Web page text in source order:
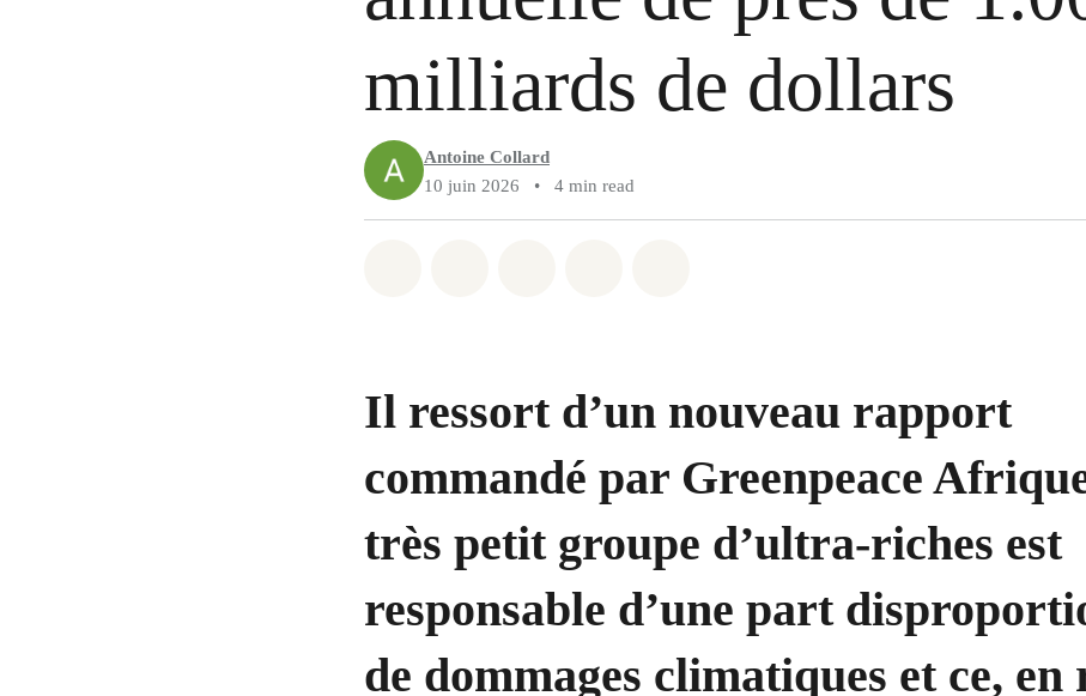
milliards de dollars
Antoine Collard
10 juin 2026
• 4 min read
Il ressort d’un nouveau rapport
commandé par Greenpeace
très petit groupe d’ultra-riches est
responsable d’une part
de dommages climatiques et ce, en